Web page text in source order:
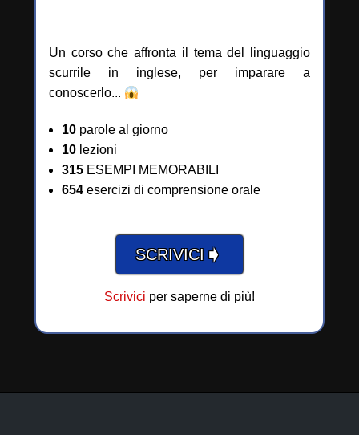
Un corso che affronta il tema del linguaggio
scurrile in inglese, per imparare a
conoscerlo...
10 parole al giorno
10 lezioni
315 ESEMPI MEMORABILI
654 esercizi di comprensione orale
SCRIVICI ➧
Scrivici per saperne di più!